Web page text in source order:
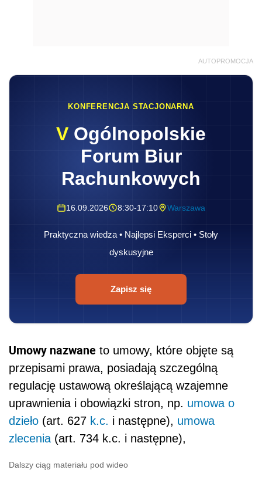
AUTOPROMOCJA
KONFERENCJA STACJONARNA
V Ogólnopolskie
Forum Biur
Rachunkowych
16.09.2026 8:30-17:10 Warszawa
Praktyczna wiedza • Najlepsi Eksperci • Stoły
dyskusyjne
Zapisz się
Umowy nazwane to umowy, które objęte są
przepisami prawa, posiadają szczególną
regulację ustawową określającą wzajemne
uprawnienia i obowiązki stron, np. umowa o
dzieło (art. 627 k.c. i następne), umowa
zlecenia (art. 734 k.c. i następne),
Dalszy ciąg materiału pod wideo